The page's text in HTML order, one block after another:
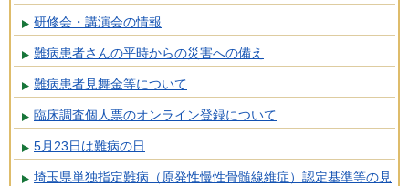
研修会・講演会の情報
難病患者さんの平時からの災害への備え
難病患者見舞金等について
臨床調査個人票のオンライン登録について
5月23日は難病の日
埼玉県単独指定難病（原発性慢性骨髄線維症）認定基準等の見